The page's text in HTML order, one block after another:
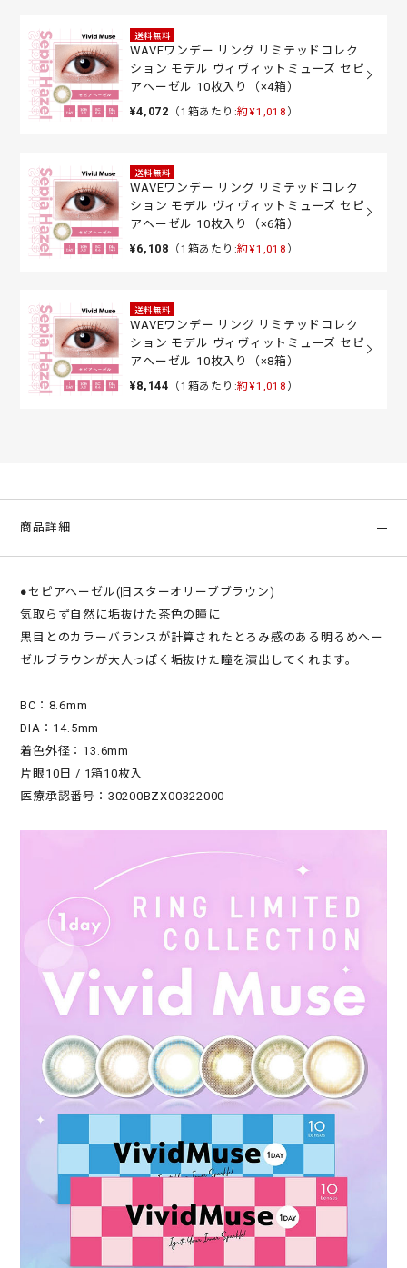
送料無料
WAVEワンデー リング リミテッドコレク
ション モデル ヴィヴィットミューズ セピ
アヘーゼル 10枚入り（×4箱）
¥4,072 （1箱あたり:約¥1,018 ）
送料無料
WAVEワンデー リング リミテッドコレク
ション モデル ヴィヴィットミューズ セピ
アヘーゼル 10枚入り（×6箱）
¥6,108 （1箱あたり:約¥1,018 ）
送料無料
WAVEワンデー リング リミテッドコレク
ション モデル ヴィヴィットミューズ セピ
アヘーゼル 10枚入り（×8箱）
¥8,144 （1箱あたり:約¥1,018 ）
商品詳細
●セピアヘーゼル(旧スターオリーブブラウン)
気取らず自然に垢抜けた茶色の瞳に
黒目とのカラーバランスが計算されたとろみ感のある明るめヘー
ゼルブラウンが大人っぽく垢抜けた瞳を演出してくれます。
BC：8.6mm
DIA：14.5mm
着色外径：13.6mm
片眼10日 / 1箱10枚入
医療承認番号：30200BZX00322000